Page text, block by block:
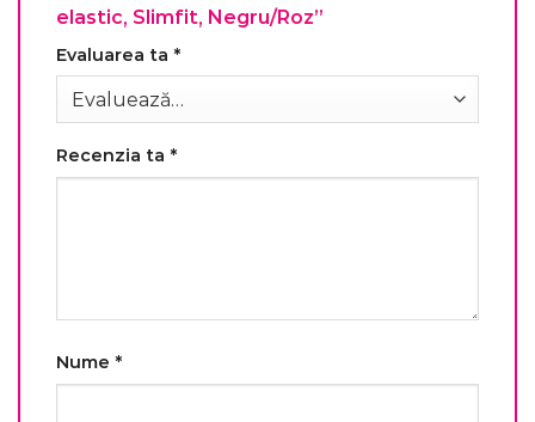
elastic, Slimfit, Negru/Roz”
Evaluarea ta *
Recenzia ta *
Nume *